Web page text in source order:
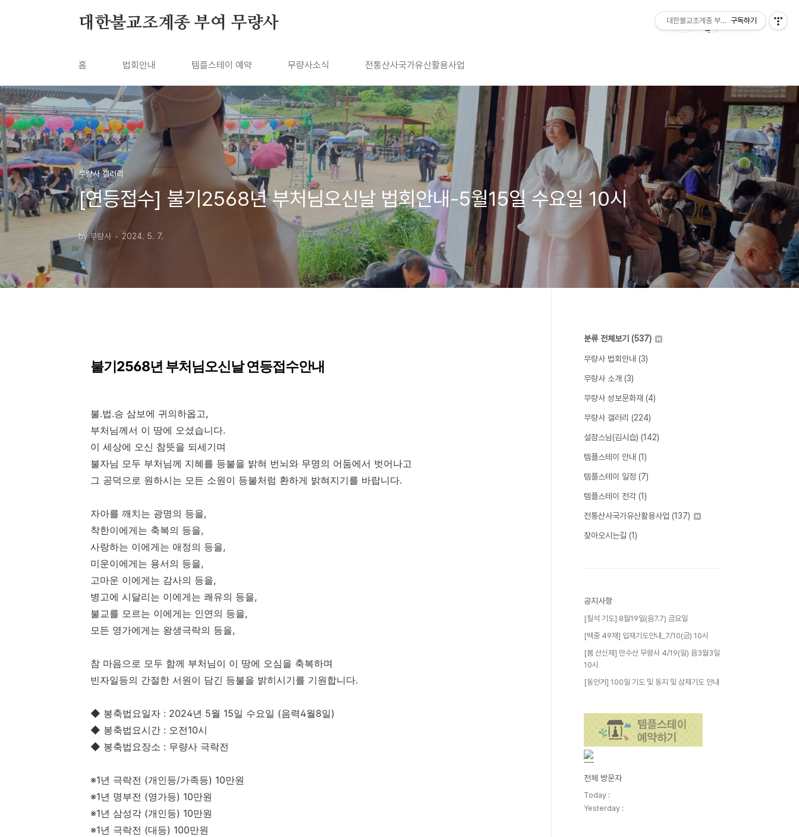
대한불교조계종 부여 무량사
홈 법회안내 템플스테이 예약 무량사소식 전통산사국가유산활용사업
무량사 갤러리
[연등접수] 불기2568년 부처님오신날 법회안내-5월15일 수요일 10시
by 무량사 2024. 5. 7.
불기 2568년 부처님오신날 연등접수안내
불.법.승 삼보에 귀의하옵고,
부처님께서 이 땅에 오셨습니다.
이 세상에 오신 참뜻을 되세기며
불자님 모두 부처님께 지혜를 등불을 밝혀 번뇌와 무명의 어둠에서 벗어나고
그 공덕으로 원하시는 모든 소원이 등불처럼 환하게 밝혀지기를 바랍니다.
자아를 깨치는 광명의 등을,
착한이에게는 축복의 등을,
사랑하는 이에게는 애정의 등을,
미운이에게는 용서의 등을,
고마운 이에게는 감사의 등을,
병고에 시달리는 이에게는 쾌유의 등을,
불교를 모르는 이에게는 인연의 등을,
모든 영가에게는 왕생극락의 등을,
참 마음으로 모두 함께 부처님이 이 땅에 오심을 축복하며
빈자일등의 간절한 서원이 담긴 등불을 밝히시기를 기원합니다.
◆ 봉축법요일자 : 2024년 5월 15일 수요일 (음력4월8일)
◆ 봉축법요시간 : 오전10시
◆ 봉축법요장소 : 무량사 극락전
※1년 극락전 (개인등/가족등) 10만원
※1년 명부전 (영가등) 10만원
※1년 삼성각 (개인등) 10만원
※1년 극락전 (대등) 100만원
분류 전체보기 (537)
무량사 법회안내 (3)
무량사 소개 (3)
무량사 성보문화재 (4)
무량사 갤러리 (224)
설잠스님(김시습) (142)
템플스테이 안내 (1)
템플스테이 일정 (7)
템플스테이 전각 (1)
전통산사국가유산활용사업 (137)
찾아오시는길 (1)
공지사항
[칠석 기도] 8월19일(음7.7) 금요일
[백중 49재] 입재기도안내_7/10(금) 10시
[봄 산신제] 만수산 무량사 4/19(일) 음3월3일
10시
[동안거] 100일 기도 및 동지 및 삼재기도 안내
전체 방문자
Today :
Yesterday :
대한불교조계종 부여 무량사
구독하기